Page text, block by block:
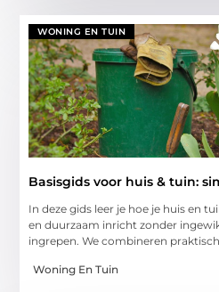
WONING EN TUIN
Basisgids voor huis & tuin:
In deze gids leer je hoe je huis en
en duurzaam inricht zonder
ingrepen. We combineren
Woning En Tuin